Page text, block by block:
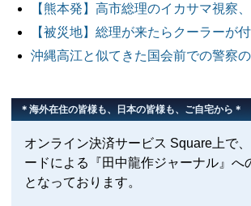
【熊本発】高市総理のイカサマ視察
【被災地】総理が来たらクーラーが
沖縄高江と似てきた国会前での警察
＊海外在住の皆様も、日本の皆様も、ご自宅から＊
オンライン決済サービス Square上で
ードによる『田中龍作ジャーナル』へ
となっております。